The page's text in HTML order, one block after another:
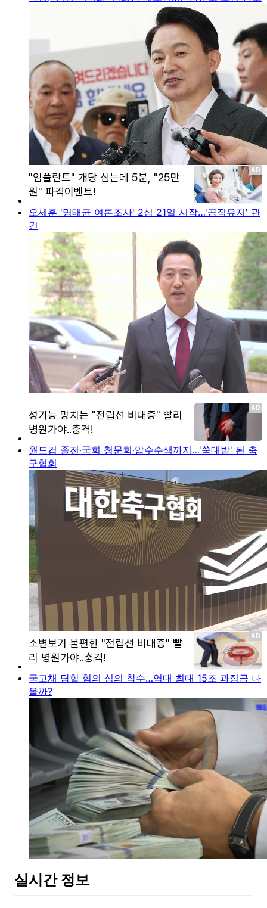
오세훈 '명태균 여론조사' 2심 21일 시작…'공직유지' 관
건
월드컵 졸전·국회 청문회·압수수색까지…'쑥대밭' 된 축
구협회
국고채 담합 혐의 심의 착수…역대 최대 15조 과징금 나
올까?
실시간 정보